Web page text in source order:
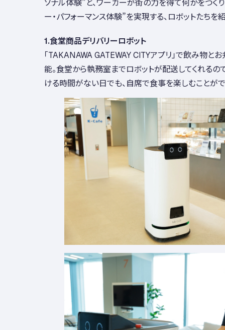
ー・パフォーマンス体験”を実現する、ロボットたちを
1.食堂商品デリバリーロボット
「TAKANAWA GATEWAY CITYアプリ」で飲み物と
能。食堂から執務室までロボットが配送してくれるの
ける時間がない日でも、自席で食事を楽しむことがで